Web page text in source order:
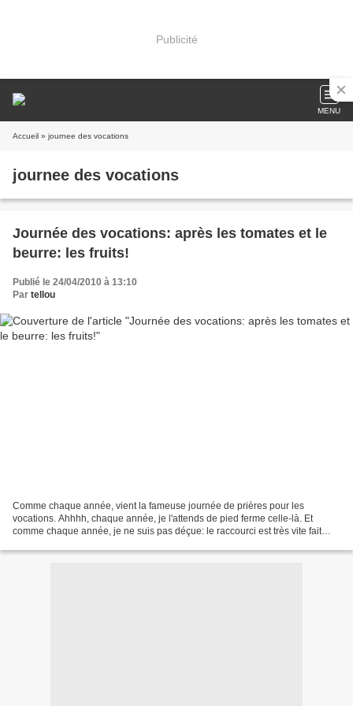
Publicité
MENU
Accueil » journee des vocations
journee des vocations
Journée des vocations: après les tomates et le
beurre: les fruits!
Publié le 24/04/2010 à 13:10
Par tellou
Comme chaque année, vient la fameuse journée de prières pour les
vocations. Ahhhh, chaque année, je l'attends de pied ferme celle-là. Et
comme chaque année, je ne suis pas déçue: le raccourci est très vite fait